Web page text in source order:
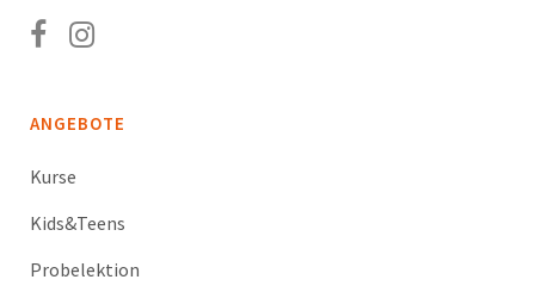
ANGEBOTE
Kurse
Kids&Teens
Probelektion